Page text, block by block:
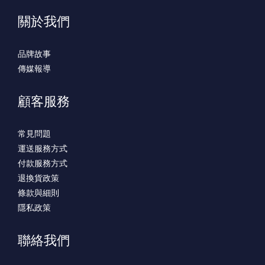
關於我們
品牌故事
傳媒報導
顧客服務
常見問題
運送服務方式
付款服務方式
退換貨政策
條款與細則
隱私政策
聯絡我們